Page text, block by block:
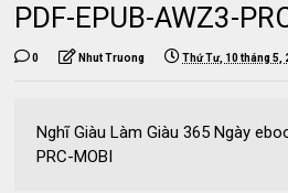
PDF-EPUB-AWZ3-
0 Nhut Truong Thứ Tư, 10 tháng 5,
Nghĩ Giàu Làm Giàu 365 Ngày
PRC-MOBI